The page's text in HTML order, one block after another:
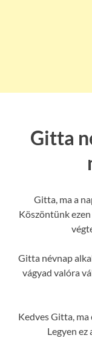
Gitta
Gitta, ma a
Köszöntünk
Gitta névnap
vágyad valóra
Kedves Gitta,
Legyen ez